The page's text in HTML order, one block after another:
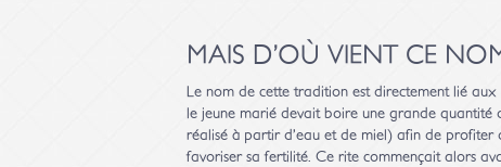
MAIS D’OÙ VIENT CE
Le nom de cette tradition est directement lié
le jeune marié devait boire une grande
réalisé à partir d’eau et de miel) afin de
favoriser sa fertilité. Ce rite commençait alors